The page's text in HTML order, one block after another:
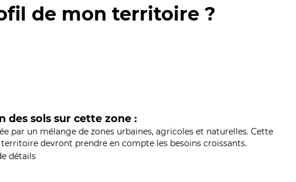
de mon territoire ?
des sols sur cette zone :
par un mélange de zones urbaines, agricoles et naturelles. Cette
devront prendre en compte les besoins croissants.
détails